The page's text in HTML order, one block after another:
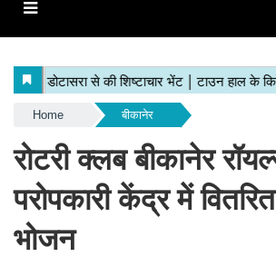
Home बीकानेर
रोटरी क्लब बीकानेर
परोपकारी केंद्र में
भोजन